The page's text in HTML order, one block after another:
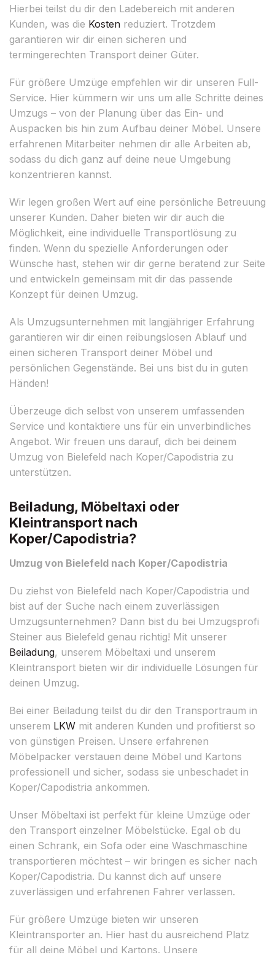
Hierbei teilst du dir den Ladebereich mit anderen
Kunden, was die Kosten reduziert. Trotzdem
garantieren wir dir einen sicheren und
termingerechten Transport deiner Güter.
Für größere Umzüge empfehlen wir dir unseren Full-
Service. Hier kümmern wir uns um alle Schritte deines
Umzugs – von der Planung über das Ein- und
Auspacken bis hin zum Aufbau deiner Möbel. Unsere
erfahrenen Mitarbeiter nehmen dir alle Arbeiten ab,
sodass du dich ganz auf deine neue Umgebung
konzentrieren kannst.
Wir legen großen Wert auf eine persönliche Betreuung
unserer Kunden. Daher bieten wir dir auch die
Möglichkeit, eine individuelle Transportlösung zu
finden. Wenn du spezielle Anforderungen oder
Wünsche hast, stehen wir dir gerne beratend zur Seite
und entwickeln gemeinsam mit dir das passende
Konzept für deinen Umzug.
Als Umzugsunternehmen mit langjähriger Erfahrung
garantieren wir dir einen reibungslosen Ablauf und
einen sicheren Transport deiner Möbel und
persönlichen Gegenstände. Bei uns bist du in guten
Händen!
Überzeuge dich selbst von unserem umfassenden
Service und kontaktiere uns für ein unverbindliches
Angebot. Wir freuen uns darauf, dich bei deinem
Umzug von Bielefeld nach Koper/Capodistria zu
unterstützen.
Beiladung, Möbeltaxi oder
Kleintransport nach
Koper/Capodistria?
Umzug von Bielefeld nach Koper/Capodistria
Du ziehst von Bielefeld nach Koper/Capodistria und
bist auf der Suche nach einem zuverlässigen
Umzugsunternehmen? Dann bist du bei Umzugsprofi
Steiner aus Bielefeld genau richtig! Mit unserer
Beiladung, unserem Möbeltaxi und unserem
Kleintransport bieten wir dir individuelle Lösungen für
deinen Umzug.
Bei einer Beiladung teilst du dir den Transportraum in
unserem LKW mit anderen Kunden und profitierst so
von günstigen Preisen. Unsere erfahrenen
Möbelpacker verstauen deine Möbel und Kartons
professionell und sicher, sodass sie unbeschadet in
Koper/Capodistria ankommen.
Unser Möbeltaxi ist perfekt für kleine Umzüge oder
den Transport einzelner Möbelstücke. Egal ob du
einen Schrank, ein Sofa oder eine Waschmaschine
transportieren möchtest – wir bringen es sicher nach
Koper/Capodistria. Du kannst dich auf unsere
zuverlässigen und erfahrenen Fahrer verlassen.
Für größere Umzüge bieten wir unseren
Kleintransporter an. Hier hast du ausreichend Platz
für all deine Möbel und Kartons. Unsere